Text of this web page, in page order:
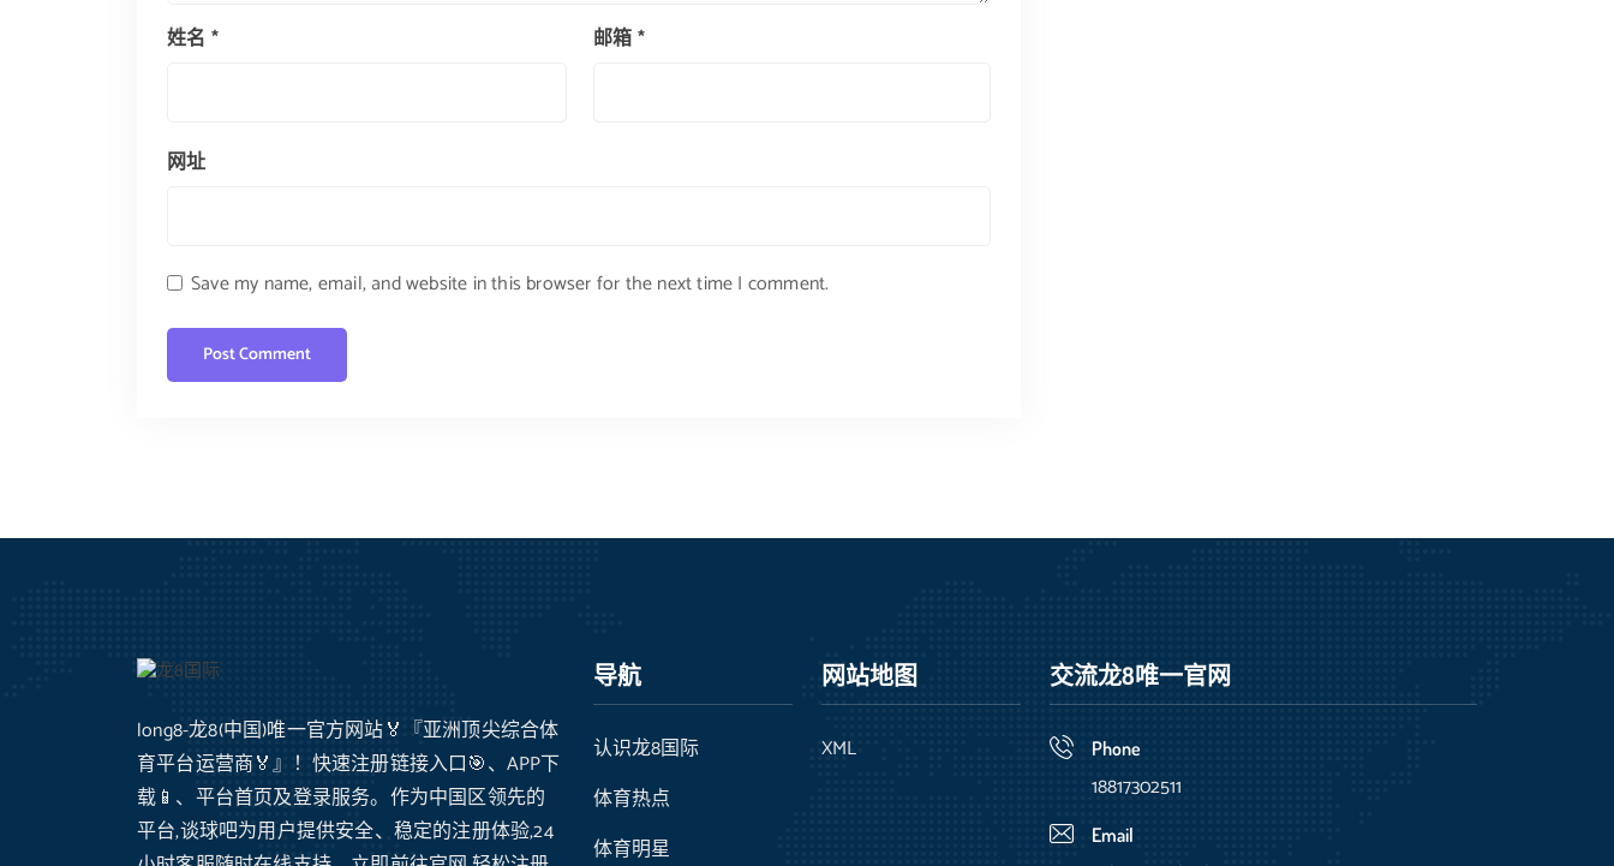
姓名 * 邮箱*
网址
Save my name, email, and website in this browser for the next time I comment.
long8-龙8(中国)唯一官方网站🏅『亚洲顶尖综合体
育平台运营商🏅』！快速注册链接入口🎯、APP下
载📱、平台首页及登录服务。作为中国区领先的
平台,谈球吧为用户提供安全、稳定的注册体验,24
导航
认识龙8国际
体育热点
体育明星
网站地图
XML
交流龙8唯一官网
Phone
18817302511
Email